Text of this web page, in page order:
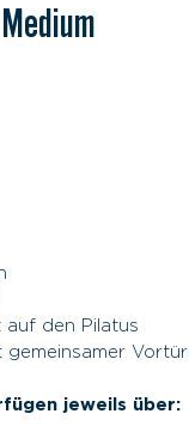
auf den Pilatus
gemeinsamer
jeweils über: